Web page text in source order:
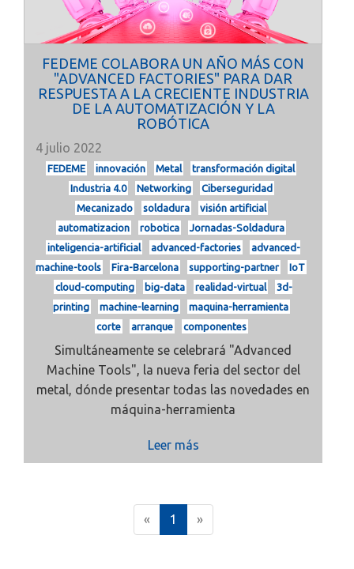
FEDEME COLABORA UN AÑO MÁS CON
"ADVANCED FACTORIES" PARA DAR
RESPUESTA A LA CRECIENTE INDUSTRIA
DE LA AUTOMATIZACIÓN Y LA
ROBÓTICA
4 julio 2022
FEDEME innovación Metal
transformación digital
Industria 4.0
Networking
Ciberseguridad
Mecanizado
soldadura
visión artificial
automatizacion
robotica
Jornadas-Soldadura
inteligencia-artificial
advanced-factories
advanced-
machine-tools
Fira-Barcelona supporting-partner
IoT
cloud-computing
big-data realidad-virtual
3d-
printing
machine-learning
maquina-herramienta
corte
arranque componentes
Simultáneamente se celebrará "Advanced
Machine Tools", la nueva feria del sector del
metal, dónde presentar todas las novedades en
máquina-herramienta
Leer más
« 1
c
»